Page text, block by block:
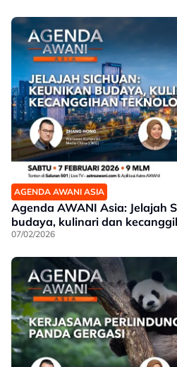
AGENDA AWANI ASIA
Agenda AWANI Asia: Jelajah
budaya, kulinari dan
07/02/2026